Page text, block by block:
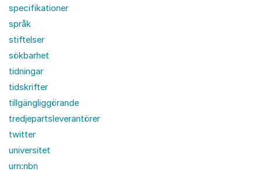
specifikationer
språk
stiftelser
sökbarhet
tidningar
tidskrifter
tillgängliggörande
tredjepartsleverantörer
twitter
universitet
urn:nbn